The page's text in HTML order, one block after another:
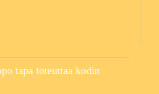
tapa toteuttaa kodin